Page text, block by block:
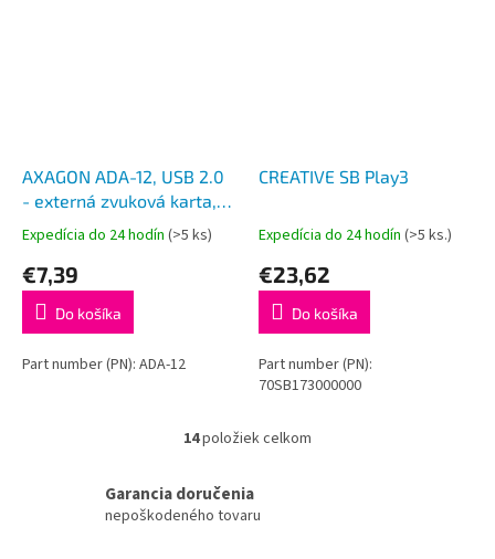
AXAGON ADA-12, USB 2.0
- externá zvuková karta,
48kHz/16-bit stereo,
kovová, kábel USB-A 15
cm
Expedícia do 24 hodín (>5 ks)
€7,39
Do košíka
Part number (PN): ADA-12
CREATIVE SB Play3
Expedícia do 24 hodín (>5 ks.)
€23,62
Do košíka
Part number (PN):
70SB173000000
O
l
á
14položiek celkom
Garancia doručenia
nepoškodeného tovaru